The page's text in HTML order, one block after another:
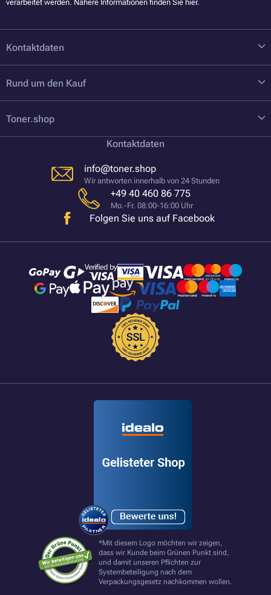
verarbeitet werden. Nähere Informationen finden Sie hier.
Kontaktdaten
Rund um den Kauf
Toner.shop
Kontaktdaten
info@toner.shop
Wir antworten innerhalb von 24 Stunden
+49 40 460 86 775
Mo.-Fr. 08:00-16:00 Uhr
Folgen Sie uns auf Facebook
*Mit diesem Logo möchten wir zeigen,
dass wir Kunde beim Grünen Punkt sind,
und damit unseren Pflichten zur
Systembeteiligung nach dem
Verpackungsgesetz nachkommen wollen.